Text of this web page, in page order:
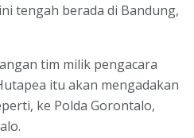
tengah berada di Bandung,
tim milik pengacara
itu akan mengadakan
ke Polda Gorontalo,